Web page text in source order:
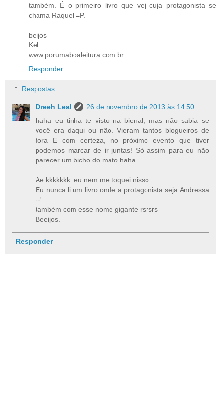
também. É o primeiro livro que vej cuja protagonista se
chama Raquel =P.
beijos
Kel
www.porumaboaleitura.com.br
Responder
Respostas
Dreeh Leal
26 de novembro de 2013 às 14:50
haha eu tinha te visto na bienal, mas não sabia se
você era daqui ou não. Vieram tantos blogueiros de
fora E com certeza, no próximo evento que tiver
podemos marcar de ir juntas! Só assim para eu não
parecer um bicho do mato haha
Ae kkkkkkk. eu nem me toquei nisso.
Eu nunca li um livro onde a protagonista seja Andressa
--'
também com esse nome gigante rsrsrs
Beeijos.
Responder